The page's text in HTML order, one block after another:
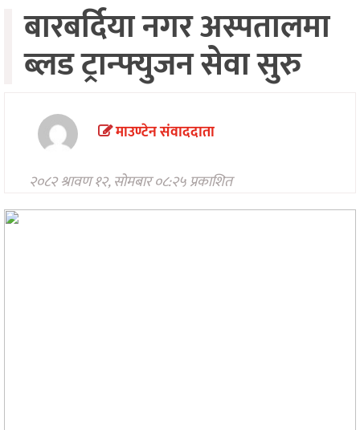
अर्थतन्त्र
स्वास्थ्य
अन्तर्राष्ट्रिय
मनोरन्जन
अन्तरवार्ता/
विचार
खेलकुद
बारबर्दिया नगर अस्पतालमा
ब्लड ट्रान्फ्युजन सेवा सुरु
माउण्टेन संवाददाता
२०८२ श्रावण १२, सोमबार ०८:२५ प्रकाशित